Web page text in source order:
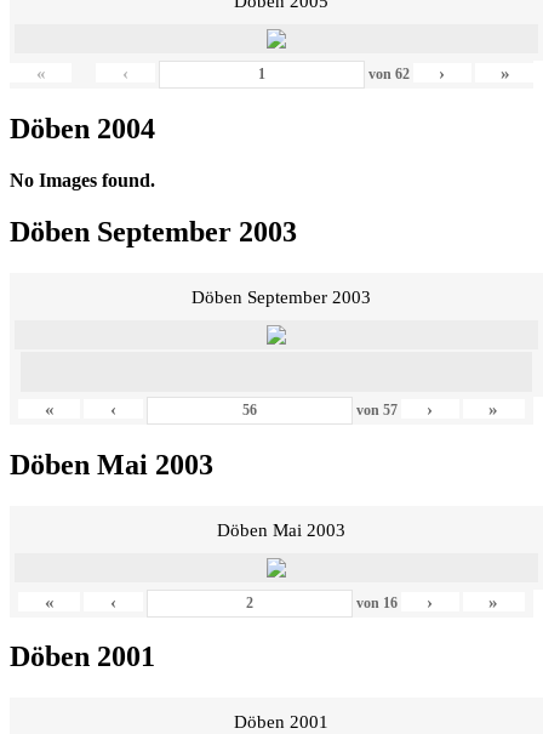
« ‹ von 62 › »
Döben 2004
No Images found.
Döben September 2003
Döben September 2003
« ‹ von 57 › »
Döben Mai 2003
Döben Mai 2003
« ‹ von 16 › »
Döben 2001
Döben 2001